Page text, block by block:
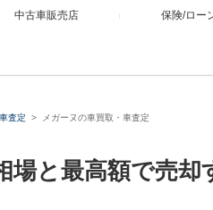
中古車販売店 保険/ロー
査定 メガーヌの車買取・車査定
場と最高額で売却